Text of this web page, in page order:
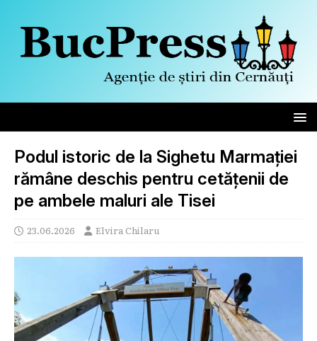
Podul istoric de la Sighetu Marmației
rămâne deschis pentru cetățenii de
pe ambele maluri ale Tisei
23.06.2026 Elvira Chilaru